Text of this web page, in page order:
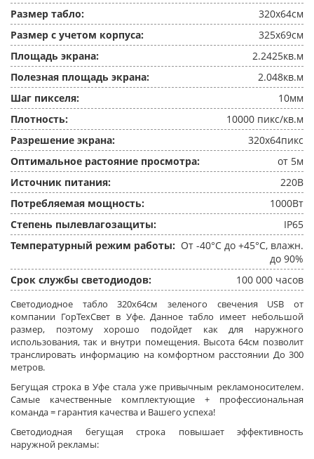
Размер табло:
320x64см
Размер с учетом корпуса:
325x69см
Площадь экрана:
2.2425кв.м
Полезная площадь экрана:
2.048кв.м
Шаг пикселя:
10мм
Плотность:
10000 пикс/кв.м
Разрешение экрана:
320x64пикс
Оптимальное растояние просмотра:
от 5м
Источник питания:
220В
Потребляемая мощность:
1000Вт
Степень пылевлагозащиты:
IP65
Температурный режим работы: От -40°C до +45°C, влажн.
до 90%
Срок службы светодиодов:
100 000 часов
Светодиодное табло 320x64см зеленого свечения USB от
компании ГорТехСвет в Уфе. Данное табло имеет небольшой
размер, поэтому хорошо подойдет как для наружного
использования, так и внутри помещения. Высота 64см позволит
транслировать информацию на комфортном расстоянии До 300
метров.
Бегущая строка в Уфе стала уже привычным рекламоносителем.
Самые качественные комплектующие + профессиональная
команда = гарантия качества и Вашего успеха!
Светодиодная бегущая строка повышает эффективность
наружной рекламы: